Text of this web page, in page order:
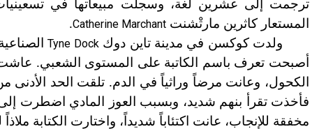
ترجمت إلى عشرين لغة، وسجلت مبيعاتها في
المستعار كاثرين مارتْشنت Catherine Marchant
.
ولدت كوكسن في مدينة تاين دوك Tyne Dock
أصبحت تعرف باسم الكاتبة على المستوى الشعبي.
الكحول، وعانت مرضاً وراثياً في الدم. تلقت الحد الأدنى
فأخذت تقرأ بنهم شديد، وبسبب العوز المادي اضطرت
مخفقة للإنجاب، عانت اكتئاباً شديداً، واختارت الكتابة ملاذاً